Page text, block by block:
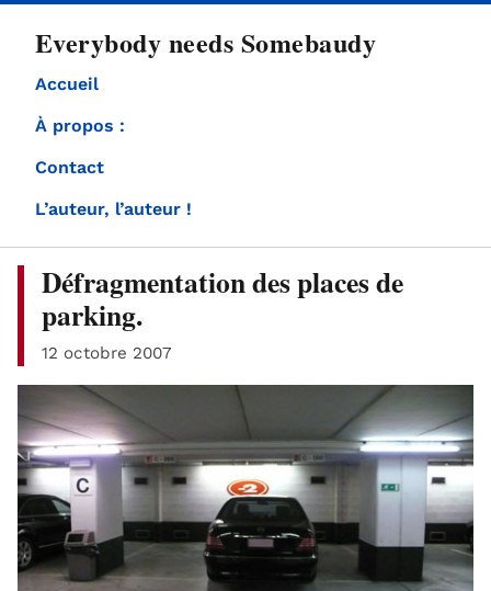
Everybody needs Somebaudy
Accueil
À propos :
Contact
L’auteur, l’auteur !
Défragmentation des places de
parking.
12 octobre 2007